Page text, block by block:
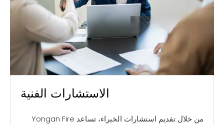
الاستشارات الفنية
من خلال تقديم استشارات الخبراء، تساعد Yongan Fire